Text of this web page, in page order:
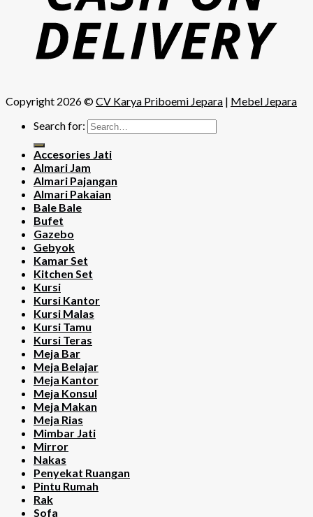
Copyright 2026 ©CV Karya Priboemi Jepara | Mebel Jepara
Search for:
Accesories Jati
Almari Jam
Almari Pajangan
Almari Pakaian
Bale Bale
Bufet
Gazebo
Gebyok
Kamar Set
Kitchen Set
Kursi
Kursi Kantor
Kursi Malas
Kursi Tamu
Kursi Teras
Meja Bar
Meja Belajar
Meja Kantor
Meja Konsul
Meja Makan
Meja Rias
Mimbar Jati
Mirror
Nakas
Penyekat Ruangan
Pintu Rumah
Rak
Sofa